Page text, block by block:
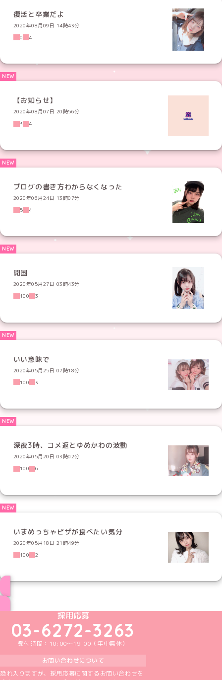
復活と卒業だよ
2020年08月09日 14時43分
0
4
【お知らせ】
2020年08月07日 20時56分
3
4
ブログの書き方わからなくなった
2020年06月24日 13時07分
5
4
開国
2020年05月27日 03時43分
100
3
いい意味で
2020年05月25日 07時18分
100
3
深夜3時、コメ返とゆめかわの波動
2020年05月20日 03時02分
100
6
いまめっちゃピザが食べたい気分
2020年05月18日 21時49分
100
2
めいどりーみんTikTok公式アカウント
めいどりーみんX公式アカウント
めいどりーみんInstagram公式アカウント
めいどりーみんFacebook公式アカウン
めいどりーみんYouTube公式アカ
採用応募
03-6272-3263
受付時間：10:00～19:00（年中無休）
お問い合わせについて
恐れ入りますが、採用応募に関するお問い合わせを